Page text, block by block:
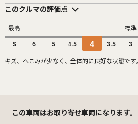
このクルマの評価点
最高 標準
S 6 5 4.5 4 3.5 3
キズ、へこみが少なく、全体的に良好な状態です。
この車両はお取り寄せ車両になります。